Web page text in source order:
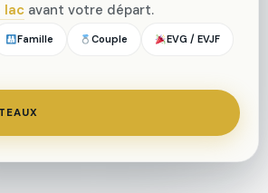
lac avant votre départ.
Famille Couple EVG / EVJF